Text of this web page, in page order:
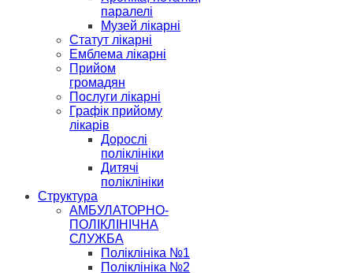
паралелі
Музей лікарні
Статут лікарні
Емблема лікарні
Прийом
громадян
Послуги лікарні
Графік прийому
лікарів
Дорослі
поліклініки
Дитячі
поліклініки
Структура
АМБУЛАТОРНО-
ПОЛІКЛІНІЧНА
СЛУЖБА
Поліклініка №1
Поліклініка №2